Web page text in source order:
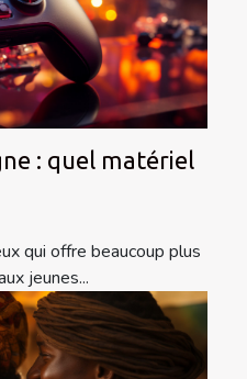
: quel matériel
qui offre beaucoup plus
jeunes...